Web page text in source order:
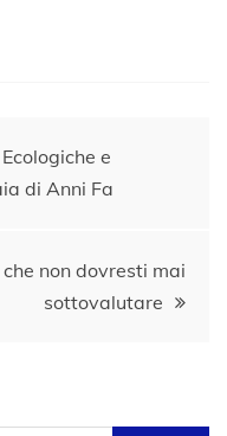
e
di Anni Fa
non dovresti mai
sottovalutare